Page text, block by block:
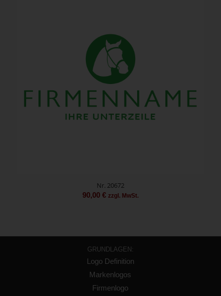
Nr. 20672
90,00 € zzgl. MwSt.
GRUNDLAGEN:
Logo Definition
Markenlogos
Firmenlogo